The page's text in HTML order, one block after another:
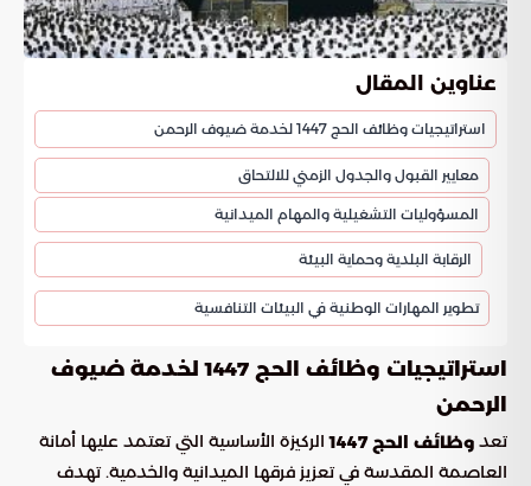
عناوين المقال
استراتيجيات وظائف الحج 1447 لخدمة ضيوف الرحمن
معايير القبول والجدول الزمني للالتحاق
المسؤوليات التشغيلية والمهام الميدانية
الرقابة البلدية وحماية البيئة
تطوير المهارات الوطنية في البيئات التنافسية
استراتيجيات وظائف الحج 1447 لخدمة ضيوف
الرحمن
تعد وظائف الحج 1447
الركيزة الأساسية التي تعتمد عليها أمانة
العاصمة المقدسة في تعزيز فرقها الميدانية والخدمية. تهدف